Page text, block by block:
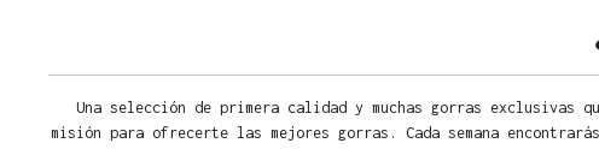
Una selección de primera calidad y muchas gorras exclusivas
misión para ofrecerte las mejores gorras. Cada semana